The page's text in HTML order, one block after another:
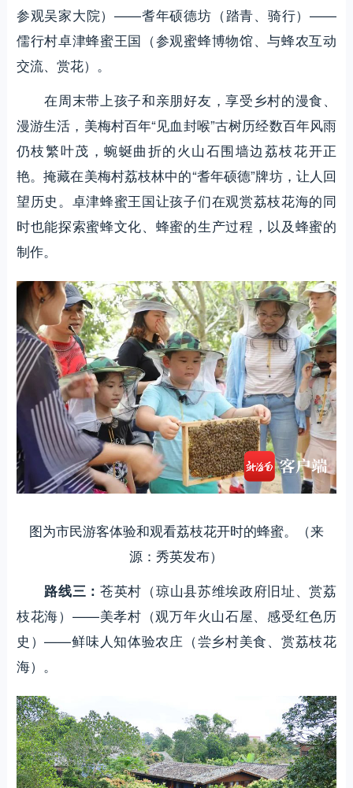
参观吴家大院）——耆年硕德坊（踏青、骑行）——
儒行村卓津蜂蜜王国（参观蜜蜂博物馆、与蜂农互动
交流、赏花）。
在周末带上孩子和亲朋好友，享受乡村的漫食、
漫游生活，美梅村百年“见血封喉”古树历经数百年风雨
仍枝繁叶茂，蜿蜒曲折的火山石围墙边荔枝花开正
艳。掩藏在美梅村荔枝林中的“耆年硕德”牌坊，让人回
望历史。卓津蜂蜜王国让孩子们在观赏荔枝花海的同
时也能探索蜜蜂文化、蜂蜜的生产过程，以及蜂蜜的
制作。
图为市民游客体验和观看荔枝花开时的蜂蜜。（来
源：秀英发布）
路线三：苍英村（琼山县苏维埃政府旧址、赏荔
枝花海）——美孝村（观万年火山石屋、感受红色历
史）——鲜味人知体验农庄（尝乡村美食、赏荔枝花
海）。